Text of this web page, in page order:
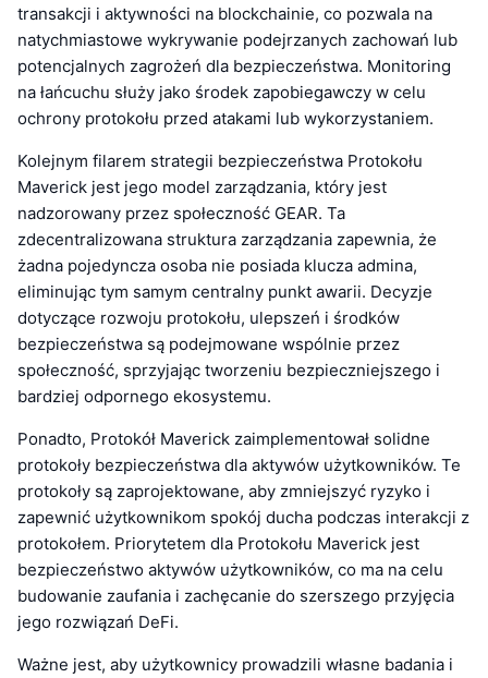
transakcji i aktywności na blockchainie, co pozwala na
natychmiastowe wykrywanie podejrzanych zachowań lub
potencjalnych zagrożeń dla bezpieczeństwa. Monitoring
na łańcuchu służy jako środek zapobiegawczy w celu
ochrony protokołu przed atakami lub wykorzystaniem.
Kolejnym filarem strategii bezpieczeństwa Protokołu
Maverick jest jego model zarządzania, który jest
nadzorowany przez społeczność GEAR. Ta
zdecentralizowana struktura zarządzania zapewnia, że
żadna pojedyncza osoba nie posiada klucza admina,
eliminując tym samym centralny punkt awarii. Decyzje
dotyczące rozwoju protokołu, ulepszeń i środków
bezpieczeństwa są podejmowane wspólnie przez
społeczność, sprzyjając tworzeniu bezpieczniejszego i
bardziej odpornego ekosystemu.
Ponadto, Protokół Maverick zaimplementował solidne
protokoły bezpieczeństwa dla aktywów użytkowników. Te
protokoły są zaprojektowane, aby zmniejszyć ryzyko i
zapewnić użytkownikom spokój ducha podczas interakcji z
protokołem. Priorytetem dla Protokołu Maverick jest
bezpieczeństwo aktywów użytkowników, co ma na celu
budowanie zaufania i zachęcanie do szerszego przyjęcia
jego rozwiązań DeFi.
Ważne jest, aby użytkownicy prowadzili własne badania i